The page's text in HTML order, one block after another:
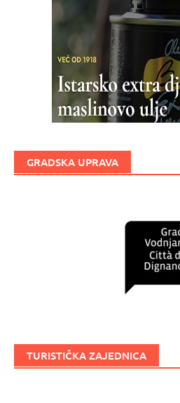
GRADSKA UPRAVA
TURISTIČKA ZAJEDNICA